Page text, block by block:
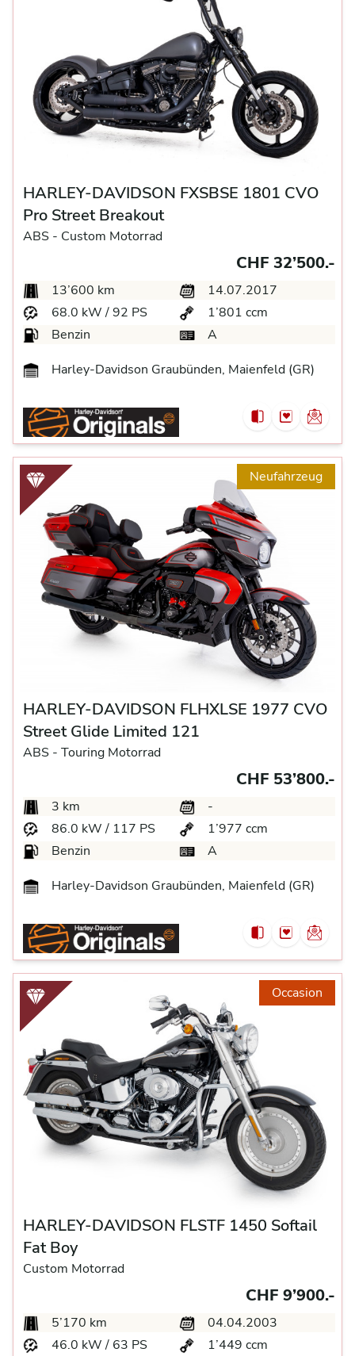
HARLEY-DAVIDSON FXSBSE 1801 CVO
Pro Street Breakout
ABS - Custom Motorrad
CHF 32’500.-
13’600 km
14.07.2017
68.0 kW / 92 PS
1’801 ccm
Benzin
A
Harley-Davidson Graubünden, Maienfeld (GR)
Neufahrzeug
HARLEY-DAVIDSON FLHXLSE 1977 CVO
Street Glide Limited 121
ABS - Touring Motorrad
CHF 53’800.-
3 km
-
86.0 kW / 117 PS
1’977 ccm
Benzin
A
Harley-Davidson Graubünden, Maienfeld (GR)
Occasion
HARLEY-DAVIDSON FLSTF 1450 Softail
Fat Boy
Custom Motorrad
CHF 9’900.-
5’170 km
04.04.2003
46.0 kW / 63 PS
1’449 ccm